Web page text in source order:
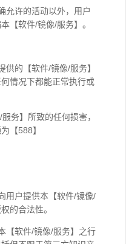
允许的活动以外，用户
【软件/镜像/服务】。
供的【软件/镜像/服务】
情况下都能正常执行或
务】所致的任何损害，
【588】
用户提供本【软件/镜像/
的合法性。
【软件/镜像/服务】之行